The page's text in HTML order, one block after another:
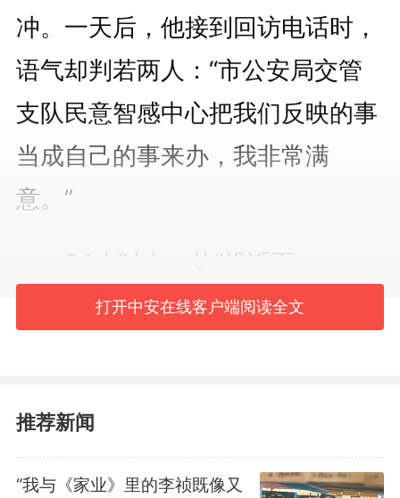
冲。一天后，他接到回访电话时，
语气却判若两人：“市公安局交管
支队民意智感中心把我们反映的事
当成自己的事来办，我非常满
意。”
24小时内，从“投诉百
年”到“非常满意”，转变因何发生？
支队一个新成立部门里——民意智
感中心。
打开中安在线客户端阅读全文
推荐新闻
“我与《家业》里的李祯既像又